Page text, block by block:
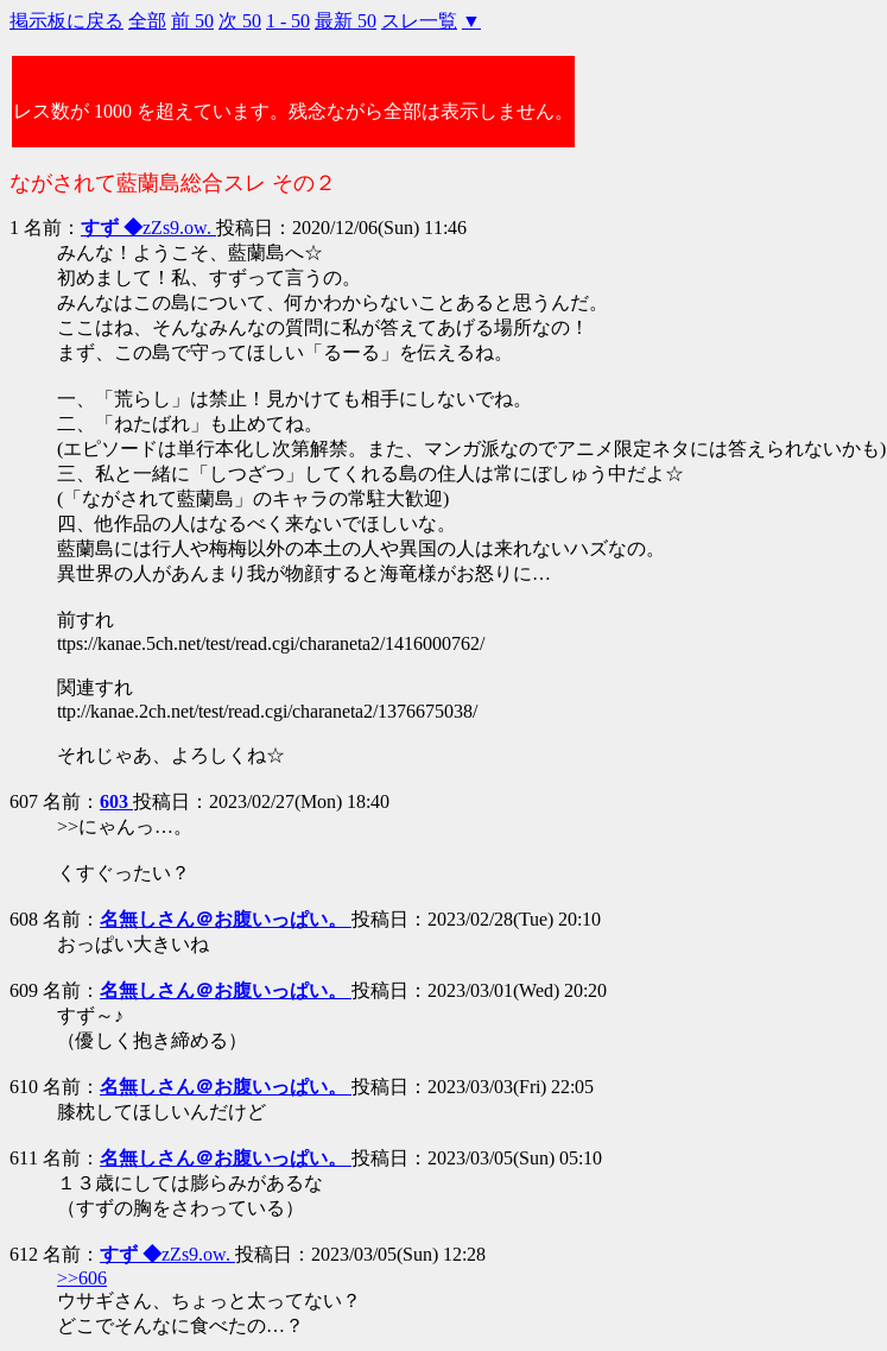
掲示板に戻る 全部 前 50 次 50 1 - 50 最新 50 スレ一覧 ▼
レス数が 1000 を超えています。残念ながら全部は表示しません。
ながされて藍蘭島総合スレ その２
1 名前： すず ◆zZs9.ow. 投稿日：2020/12/06(Sun) 11:46
みんな！ようこそ、藍蘭島へ☆
初めまして！私、すずって言うの。
みんなはこの島について、何かわからないことあると思うんだ。
ここはね、そんなみんなの質問に私が答えてあげる場所なの！
まず、この島で守ってほしい「るーる」を伝えるね。
一、「荒らし」は禁止！見かけても相手にしないでね。
二、「ねたばれ」も止めてね。
(エピソードは単行本化し次第解禁。また、マンガ派なのでアニメ限定ネタには答えられないかも)
三、私と一緒に「しつざつ」してくれる島の住人は常にぼしゅう中だよ☆
(「ながされて藍蘭島」のキャラの常駐大歓迎)
四、他作品の人はなるべく来ないでほしいな。
藍蘭島には行人や梅梅以外の本土の人や異国の人は来れないハズなの。
異世界の人があんまり我が物顔すると海竜様がお怒りに…
前すれ
ttps://kanae.5ch.net/test/read.cgi/charaneta2/1416000762/
関連すれ
ttp://kanae.2ch.net/test/read.cgi/charaneta2/1376675038/
それじゃあ、よろしくね☆
607 名前： 603 投稿日：2023/02/27(Mon) 18:40
>>にゃんっ…。
くすぐったい？
608 名前： 名無しさん＠お腹いっぱい。 投稿日：2023/02/28(Tue) 20:10
おっぱい大きいね
609 名前： 名無しさん＠お腹いっぱい。 投稿日：2023/03/01(Wed) 20:20
すず～♪
（優しく抱き締める）
610 名前： 名無しさん＠お腹いっぱい。 投稿日：2023/03/03(Fri) 22:05
膝枕してほしいんだけど
611 名前： 名無しさん＠お腹いっぱい。 投稿日：2023/03/05(Sun) 05:10
１３歳にしては膨らみがあるな
（すずの胸をさわっている）
612 名前： すず ◆zZs9.ow. 投稿日：2023/03/05(Sun) 12:28
>>606
ウサギさん、ちょっと太ってない？
どこでそんなに食べたの…？